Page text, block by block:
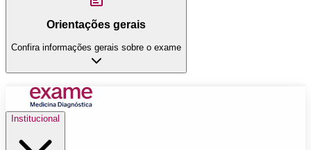
Orientações gerais
Confira informações gerais sobre o exame
Institucional